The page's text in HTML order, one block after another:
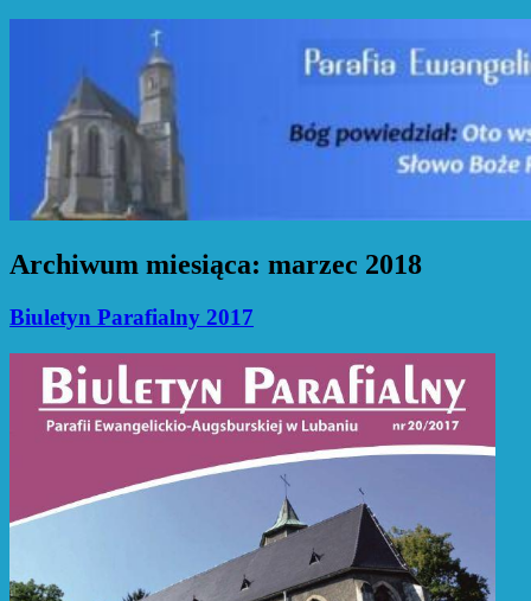
Archiwum miesiąca: marzec 2018
Biuletyn Parafialny 2017